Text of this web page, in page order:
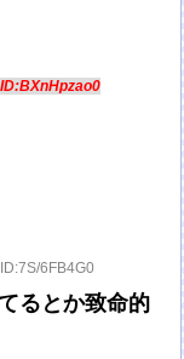
ID:BXnHpzao0
6FB4G0
るとか致命的